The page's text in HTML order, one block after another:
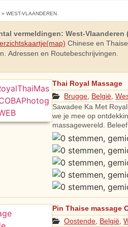
» WEST-VLAANDEREN
vermeldingen: West-Vlaanderen
Chinese en
Adressen en Routebeschrijvingen.
Thai Royal Massage
Brugge, België,
Sawadee Ka Met
we je mee op
massagewereld.
Pin Thaise massage
Oostende, België,